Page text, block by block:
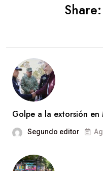
Share:
Golpe a la extorsión en
Segundo editor